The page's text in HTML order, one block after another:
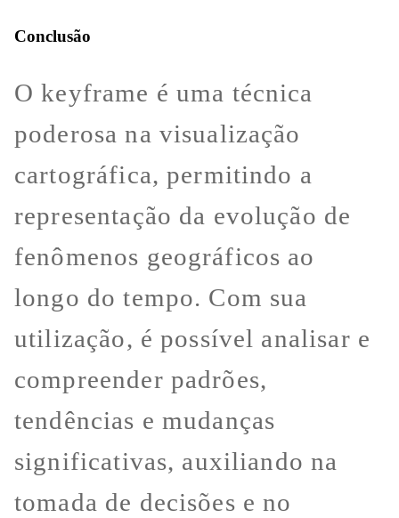
Conclusão
O keyframe é uma técnica
poderosa na visualização
cartográfica, permitindo a
representação da evolução de
fenômenos geográficos ao
longo do tempo. Com sua
utilização, é possível analisar e
compreender padrões,
tendências e mudanças
significativas, auxiliando na
tomada de decisões e no